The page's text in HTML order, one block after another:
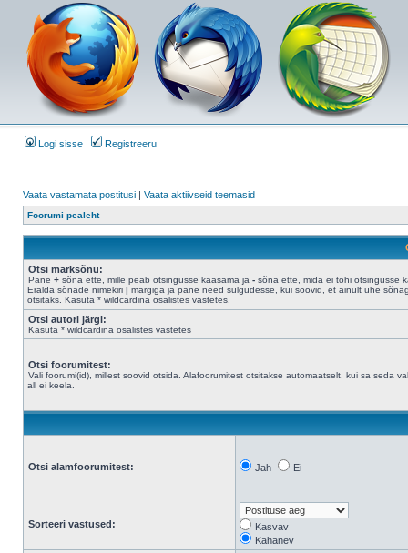
Logi sisse Registreeru
Vaata vastamata postitusi | Vaata aktiivseid teemasid
Foorumi pealeht
Otsi märksõnu:
Pane + sõna ette, mille peab otsingusse kaasama ja - sõna ette, mida ei tohi otsingusse
Eralda sõnade nimekiri | märgiga ja pane need sulgudesse, kui soovid, et ainult ühe
otsitaks. Kasuta * wildcardina osalistes vastetes.
Otsi autori järgi:
Kasuta * wildcardina osalistes vastetes
Otsi foorumitest:
Vali foorumi(id), millest soovid otsida. Alafoorumitest otsitakse automaatselt, kui sa seda
all ei keela.
Otsi alamfoorumitest: Jah Ei
Sorteeri vastused:
Kasvav
Kahanev